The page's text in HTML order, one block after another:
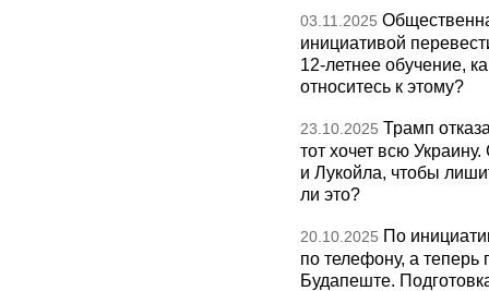
03.11.2025
инициативой
12-летнее обучение,
относитесь к этому?
23.10.2025 Трамп
тот хочет всю
и Лукойла, чтобы
ли это?
20.10.2025 По
по телефону, а теперь
Будапеште.